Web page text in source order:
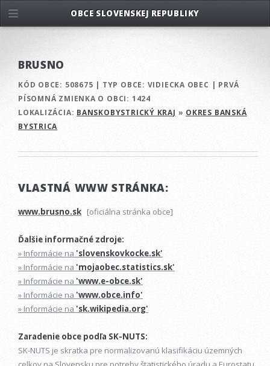
BRUSNO
KÓD OBCE: 508675 | TYP OBCE: VIDIECKA OBEC | PRVÁ
PÍSOMNÁ ZMIENKA O OBCI: 1424
LOKALIZÁCIA: BANSKOBYSTRICKÝ KRAJ » OKRES BANSKÁ
BYSTRICA
VLASTNÁ WWW STRÁNKA:
www.brusno.sk [oficiálna stránka obce]
Ďalšie informačné zdroje:
» Informácie na 'slovenskovkocke.sk'
» Informácie na 'mojaobec.statistics.sk'
» Informácie na 'www.e-obce.sk'
» Informácie na 'www.obce.info'
» Informácie na 'sk.wikipedia.org'
Zaradenie obce podľa SK-NUTS:
SK-NUTS je skratka pre normalizovanú klasifikáciu územných
OBCE SLOVENSKEJ REPUBLIKY